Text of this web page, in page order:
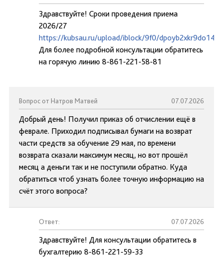
Здравствуйте! Сроки проведения приема
2026/27
https://kubsau.ru/upload/iblock/9f0/
Для более подробной консультации обратитесь
на горячую линию 8-861-221-58-81
Вопрос от Натров Матвей 07.07.2026
Добрый день! Получил приказ об отчислении ещё в
феврале. Приходил подписывал бумаги на возврат
части средств за обучение 29 мая, по времени
возврата сказали максимум месяц, но вот прошёл
месяц а деньги так и не поступили обратно. Куда
обратиться чтоб узнать более точную информацию на
счёт этого вопроса?
Ответ: 07.07.2026
Здравствуйте! Для консультации обратитесь в
бухгалтерию 8-861-221-59-33